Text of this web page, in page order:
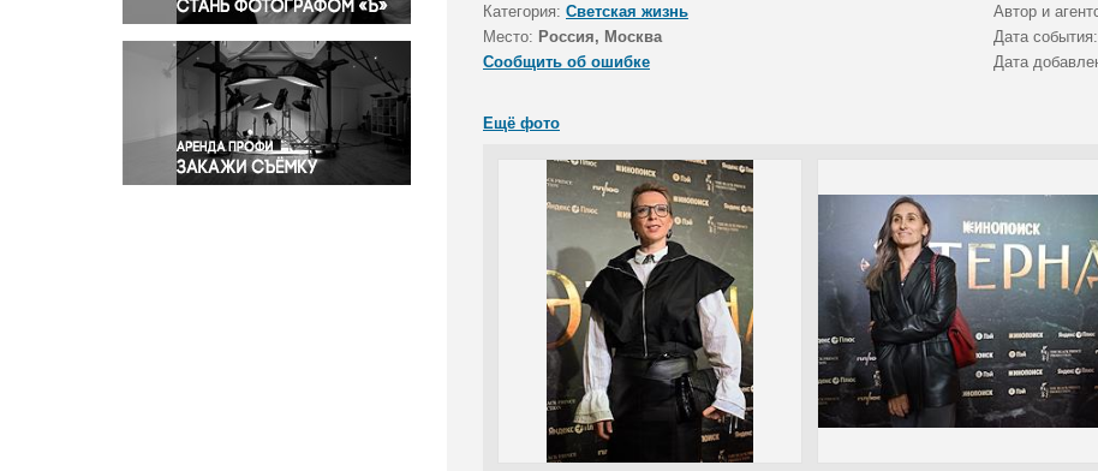
Религия
Светская жизнь
Спорт
Экология
Экономика и бизнес
Категория: Светская жизнь Автор и
Место: Россия, Москва Дата события:
Сообщить об ошибке
Дата
Ещё фото